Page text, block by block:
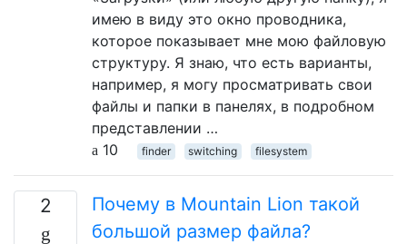
имею в виду это окно проводника,
которое показывает мне мою файловую
структуру. Я знаю, что есть варианты,
например, я могу просматривать свои
файлы и папки в панелях, в подробном
представлении …
10
finder switching filesystem
2
Почему в Mountain Lion такой
большой размер файла?